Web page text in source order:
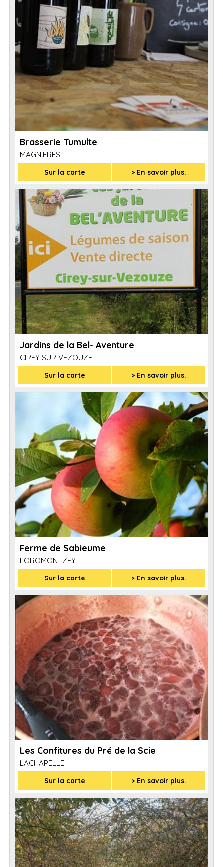
Brasserie Tumulte
MAGNIERES
Sur la carte > En savoir plus.
Jardins de la Bel- Aventure
CIREY SUR VEZOUZE
Sur la carte > En savoir plus.
Ferme de Sabieume
LOROMONTZEY
Sur la carte > En savoir plus.
Les Confitures du Pré de la Scie
LACHAPELLE
Sur la carte > En savoir plus.